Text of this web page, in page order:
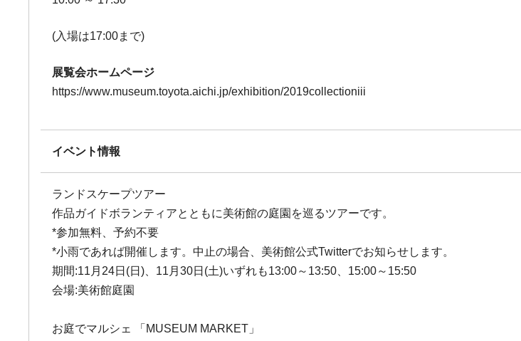
(入場は17:00まで)
展覧会ホームページ
https://www.museum.toyota.aichi.jp/exhibition/2019collectioniii
イベント情報
ランドスケープツアー
作品ガイドボランティアとともに美術館の庭園を巡るツアーです。
*参加無料、予約不要
*小雨であれば開催します。中止の場合、美術館公式Twitterでお知らせします。
期間:11月24日(日)、11月30日(土)いずれも13:00～13:50、15:00～15:50
会場:美術館庭園
お庭でマルシェ 「MUSEUM MARKET」